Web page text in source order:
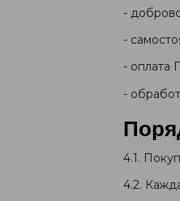
-
-
- оплата
-
4.1.
4.2.